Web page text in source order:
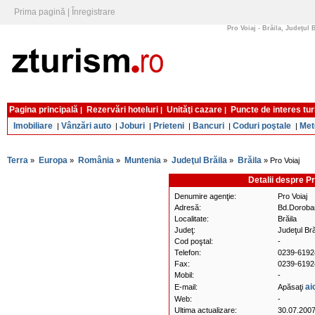
Prima pagină Înregistrare
Pro Voiaj - Brăila, Judeţul
Pagina principală | Rezervări hoteluri | Unităţi cazare |
Puncte de interes
Imobiliare | Vânzări auto | Joburi | Prieteni | Bancuri | Coduri poştale |
Terra » Europa » România » Muntenia » Judeţul Brăila » Brăila » Pro Voiaj
Detalii despre
Denumire agenţie:
Pro Voiaj
Adresă:
Localitate:
Brăila
Judeţ:
Judeţul
Cod poştal:
-
Telefon:
0239-
Fax:
0239-
Mobil:
-
E-mail:
Apăsaţi
Web:
-
Ultima actualizare:
30.07.2007